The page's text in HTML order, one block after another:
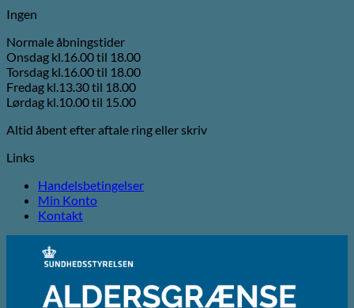
Ingen
Normale åbningstider
Onsdag kl.16.00 til 18.00
Torsdag kl.16.00 til 18.00
Fredag kl.13.30 til 18.00
Lørdag kl.10.00 til 15.00
Altid åbent efter aftale ring eller skriv
Links
Handelsbetingelser
Min Konto
Kontakt